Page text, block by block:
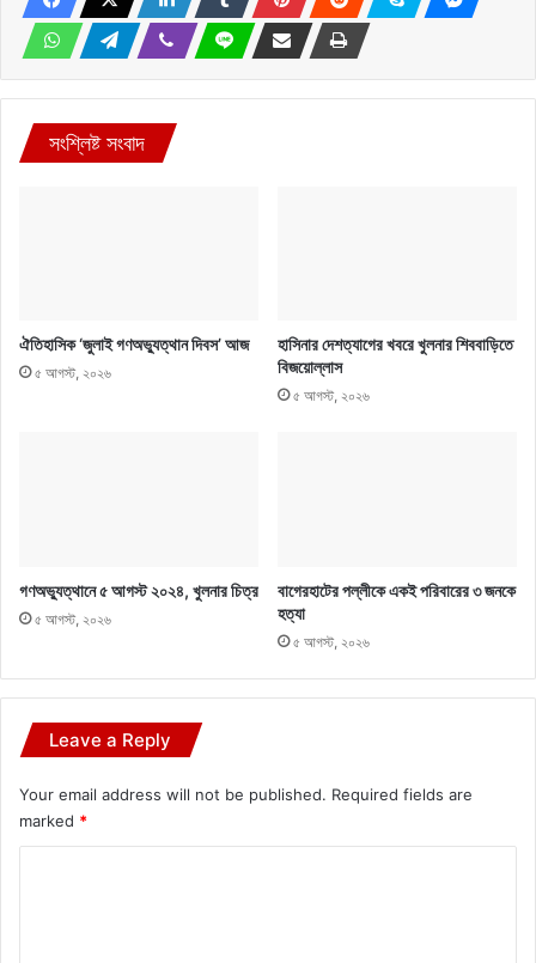
সংশ্লিষ্ট সংবাদ
ঐতিহাসিক ‘জুলাই গণঅভ্যুত্থান দিবস’ আজ
৫ আগস্ট, ২০২৬
হাসিনার দেশত্যাগের খবরে খুলনার শিববাড়িতে
বিজয়োল্লাস
৫ আগস্ট, ২০২৬
গণঅভ্যুত্থানে ৫ আগস্ট ২০২৪, খুলনার চিত্র
৫ আগস্ট, ২০২৬
বাগেরহাটের পল্লীকে একই পরিবারের ৩ জনকে
হত্যা
৫ আগস্ট, ২০২৬
Leave a Reply
Your email address will not be published. Required fields are
marked *